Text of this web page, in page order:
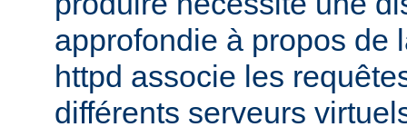
approfondie à propos de
httpd associe les
différents serveurs